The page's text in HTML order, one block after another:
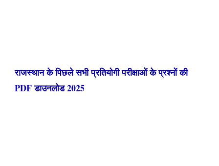
राजस्थान के पिछले सभी प्रतियोगी परीक्षाओं के प्रश्नों की
PDF डाउनलोड 2025